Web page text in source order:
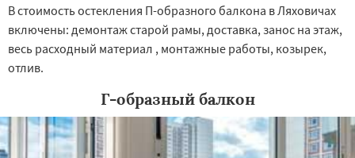
В стоимость остекления П-образного балкона в Ляховичах
включены: демонтаж старой рамы, доставка, занос на этаж,
весь расходный материал , монтажные работы, козырек,
отлив.
Г-образный балкон